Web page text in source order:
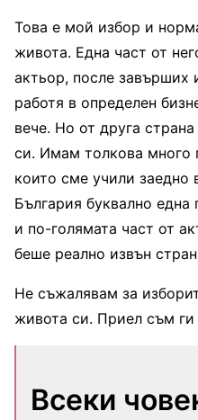
Това е мой избор и
живота. Една част от
актьор, после завърших
работя в определен
вече. Но от друга
си. Имам толкова много
които сме учили
България буквално
и по-голямата част от
беше реално извън
Не съжалявам за
живота си. Приел съм ги
Всеки